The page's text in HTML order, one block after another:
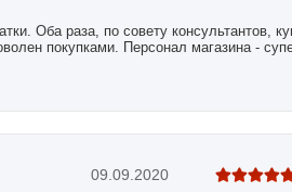
Оба раза, по совету консультантов,
покупками. Персонал магазина -
09.09.2020